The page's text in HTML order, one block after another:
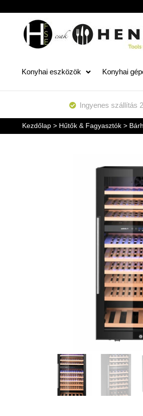
Konyhai eszközök Konyhai
Ingyenes szállítás
Kezdőlap> Hűtők & Fagyasztók>